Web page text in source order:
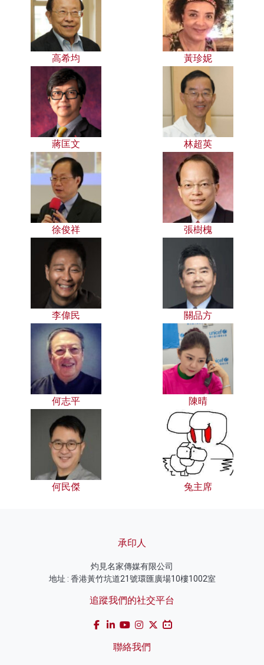
高希均 黃珍妮
蔣匡文 林超英
徐俊祥 張樹槐
李偉民 關品方
何志平 陳晴
何民傑 兔主席
承印人
灼見名家傳媒有限公司
地址 : 香港黃竹坑道21號環匯廣場10樓1002室
追蹤我們的社交平台
聯絡我們